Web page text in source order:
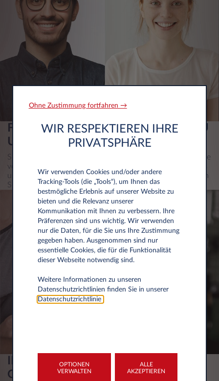
FLEXIBILITÄT IST DER SCHLÜSSEL ZU
UNSEREM SERVICE
Sie haben die Wahl: Sie wählen Ihr Wunschfahrzeug und die
von Ihnen gewünschten Services wie Wartung & Verschleiß
und Reifen. Und wenn sich Ihr Bedarf ändern sollte, können
Sie jederzeit weitere Services zu einer fixen Rate ergänzen.
IMMER AN IHRER SEITE, WIE EIN
GUTER REISEBEGLEITER
Ohne Zustimmung fortfahren →
WIR RESPEKTIEREN IHRE
PRIVATSPHÄRE
Wir verwenden Cookies und/oder andere
Tracking‑Tools (die „Tools“), um Ihnen das
bestmögliche Erlebnis auf unserer Website zu
bieten und die Relevanz unserer
Kommunikation mit Ihnen zu verbessern. Ihre
Präferenzen sind uns wichtig. Wir verwenden
nur die Daten, für die Sie uns Ihre Zustimmung
gegeben haben. Ausgenommen sind nur
essentielle Cookies, die für die Funktionalität
dieser Webseite notwendig sind.
Weitere Informationen zu unseren
Datenschutzrichtlinien finden Sie in unserer
Datenschutzrichtlinie
OPTIONEN
VERWALTEN
ALLE
AKZEPTIEREN